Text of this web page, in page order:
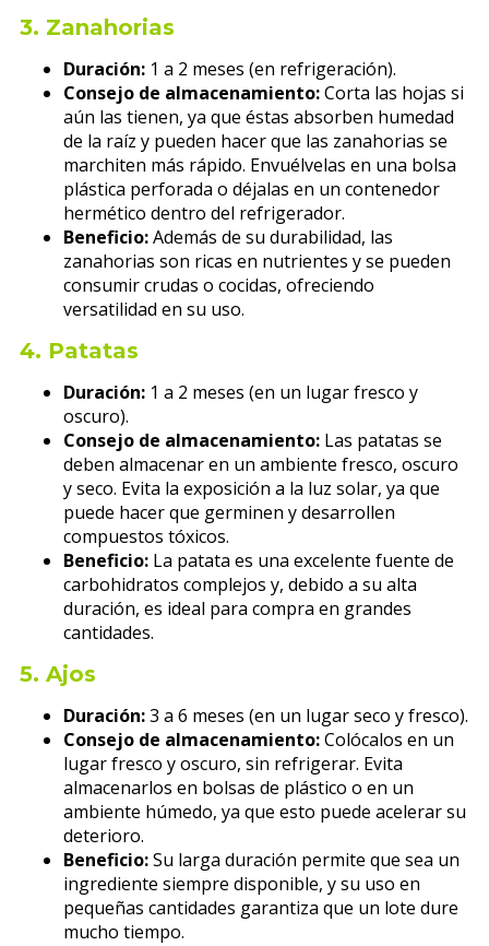
3. Zanahorias
Duración:1 a 2 meses (en refrigeración).
Consejo de almacenamiento:Corta las hojas si
aún las tienen, ya que éstas absorben humedad
de la raíz y pueden hacer que las zanahorias se
marchiten más rápido. Envuélvelas en una bolsa
plástica perforada o déjalas en un contenedor
hermético dentro del refrigerador.
Beneficio:Además de su durabilidad, las
zanahorias son ricas en nutrientes y se pueden
consumir crudas o cocidas, ofreciendo
versatilidad en su uso.
4. Patatas
Duración:1 a 2 meses (en un lugar fresco y
oscuro).
Consejo de almacenamiento:Las patatas se
deben almacenar en un ambiente fresco, oscuro
y seco. Evita la exposición a la luz solar, ya que
puede hacer que germinen y desarrollen
compuestos tóxicos.
Beneficio:La patata es una excelente fuente de
carbohidratos complejos y, debido a su alta
duración, es ideal para compra en grandes
cantidades.
5. Ajos
Duración:3 a 6 meses (en un lugar seco y fresco).
Consejo de almacenamiento:Colócalos en un
lugar fresco y oscuro, sin refrigerar. Evita
almacenarlos en bolsas de plástico o en un
ambiente húmedo, ya que esto puede acelerar su
deterioro.
Beneficio:Su larga duración permite que sea un
ingrediente siempre disponible, y su uso en
pequeñas cantidades garantiza que un lote dure
mucho tiempo.